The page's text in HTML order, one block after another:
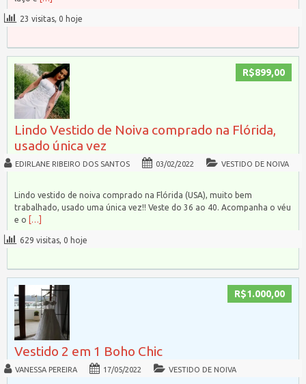
23 visitas, 0 hoje
R$899,00
Lindo Vestido de Noiva comprado na Flórida,
usado única vez
EDIRLANE RIBEIRO DOS SANTOS 03/02/2022 VESTIDO DE NOIVA
Lindo vestido de noiva comprado na Flórida (USA), muito bem
trabalhado, usado uma única vez!! Veste do 36 ao 40. Acompanha o véu
e o
[…]
629 visitas, 0 hoje
R$1.000,00
Vestido 2 em 1 Boho Chic
VANESSA PEREIRA 17/05/2022 VESTIDO DE NOIVA